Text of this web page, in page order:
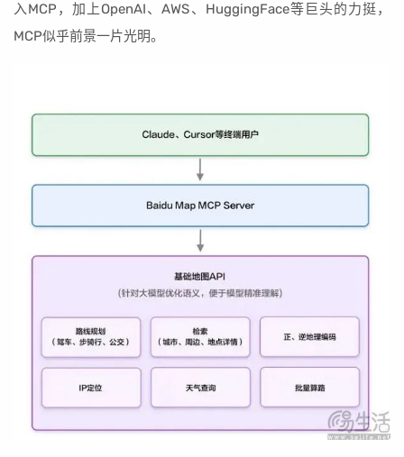
入MCP，加上OpenAI、AWS、HuggingFace等巨头的力挺，
MCP似乎前景一片光明。